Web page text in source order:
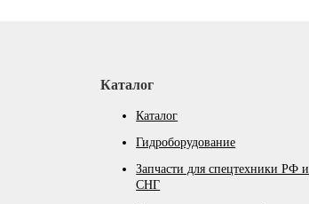
Каталог
Каталог
Гидроборудование
Запчасти для спецтехники РФ и
СНГ